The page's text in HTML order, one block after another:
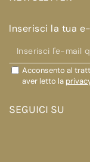
Inserisci la tua
Inserisci
l'e-
mailAcconsento al
aver letto la
SEGUICI SU